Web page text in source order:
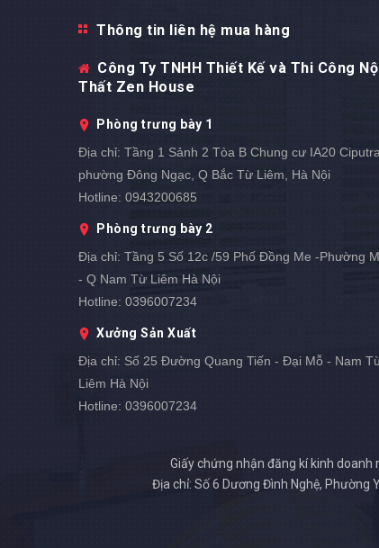
Thông tin liên hệ mua hàng
Công Ty TNHH Thiết Kế và Thi Công
Thất Zen House
Phòng trưng bày 1
Địa chỉ: Tầng 1 Sảnh 2 Tòa B Chung cư IA20 Ciputra,
phường Đông Ngạc, Q Bắc Từ Liêm, Hà Nội
Hotline: 0943200685
Phòng trưng bày 2
Địa chỉ: Tầng 5 Số 12c /59 Phố Đồng Me -Phường
- Q Nam Từ Liêm Hà Nội
Hotline: 0396007234
Xưởng Sản Xuất
Địa chỉ: Số 25 Đường Quang Tiến - Đại Mỗ - Nam
Liêm Hà Nội
Hotline: 0396007234
Giấy chứng nhận đăng kí kinh
Địa chỉ: Số 6 Dương Đình Nghệ, Phường